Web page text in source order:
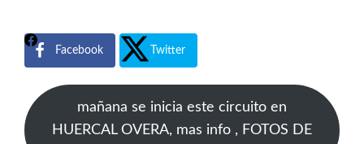
Facebook Twitter
mañana se inicia este circuito en
HUERCAL OVERA, mas info , FOTOS DE